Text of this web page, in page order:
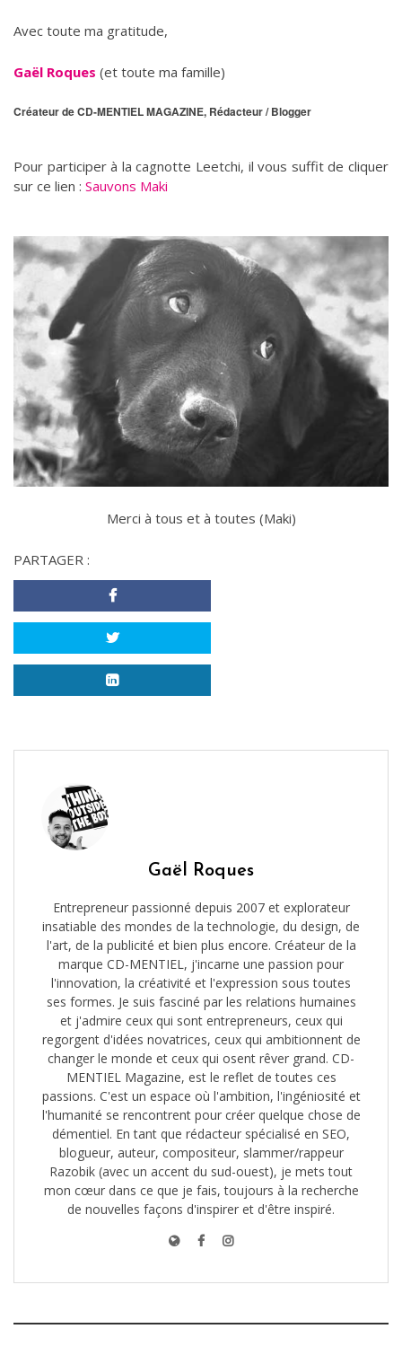
Avec toute ma gratitude,
Gaël Roques (et toute ma famille)
Créateur de CD-MENTIEL MAGAZINE, Rédacteur / Blogger
Pour participer à la cagnotte Leetchi, il vous suffit de cliquer
sur ce lien : Sauvons Maki
Merci à tous et à toutes (Maki)
PARTAGER :
Gaël Roques
Entrepreneur passionné depuis 2007 et explorateur
insatiable des mondes de la technologie, du design, de
l'art, de la publicité et bien plus encore. Créateur de la
marque CD-MENTIEL, j'incarne une passion pour
l'innovation, la créativité et l'expression sous toutes
ses formes. Je suis fasciné par les relations humaines
et j'admire ceux qui sont entrepreneurs, ceux qui
regorgent d'idées novatrices, ceux qui ambitionnent de
changer le monde et ceux qui osent rêver grand. CD-
MENTIEL Magazine, est le reflet de toutes ces
passions. C'est un espace où l'ambition, l'ingéniosité et
l'humanité se rencontrent pour créer quelque chose de
démentiel. En tant que rédacteur spécialisé en SEO,
blogueur, auteur, compositeur, slammer/rappeur
Razobik (avec un accent du sud-ouest), je mets tout
mon cœur dans ce que je fais, toujours à la recherche
de nouvelles façons d'inspirer et d'être inspiré.